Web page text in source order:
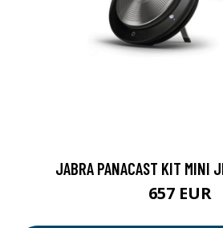
JABRA PANACAST KIT MINI
657 EUR